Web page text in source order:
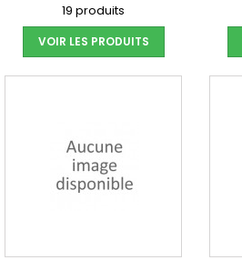
19 produits
VOIR LES PRODUITS